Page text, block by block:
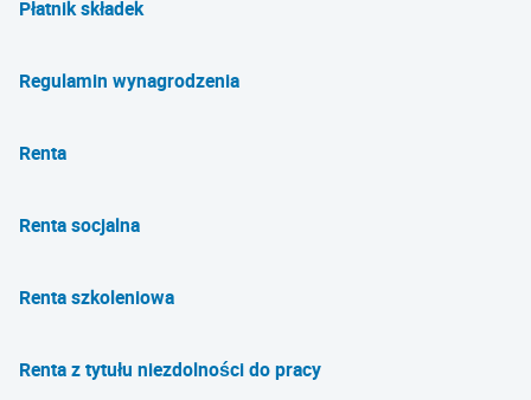
Płatnik składek
Regulamin wynagrodzenia
Renta
Renta socjalna
Renta szkoleniowa
Renta z tytułu niezdolności do pracy